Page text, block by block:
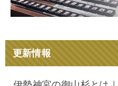
更新情報